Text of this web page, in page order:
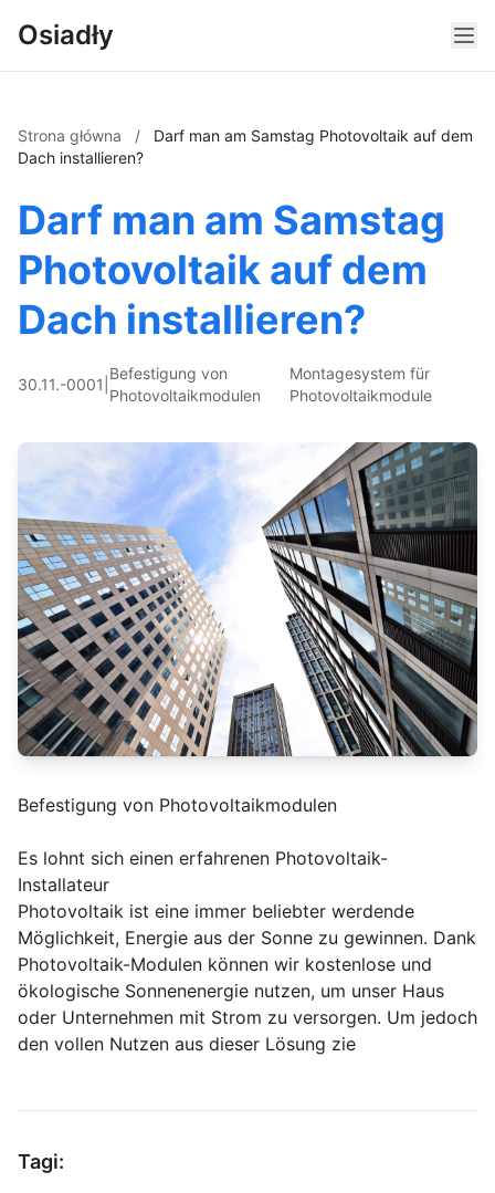
Osiadły
Strona główna /
Darf man am Samstag Photovoltaik auf dem
Dach installieren?
Darf man am Samstag
Photovoltaik auf dem
Dach installieren?
30.11.-0001
Befestigung von
Photovoltaikmodulen
Montagesystem für
Photovoltaikmodule
Befestigung von Photovoltaikmodulen
Es lohnt sich einen erfahrenen Photovoltaik-
Installateur
Photovoltaik ist eine immer beliebter werdende
Möglichkeit, Energie aus der Sonne zu gewinnen. Dank
Photovoltaik-Modulen können wir kostenlose und
ökologische Sonnenenergie nutzen, um unser Haus
oder Unternehmen mit Strom zu versorgen. Um jedoch
den vollen Nutzen aus dieser Lösung zie
Tagi: